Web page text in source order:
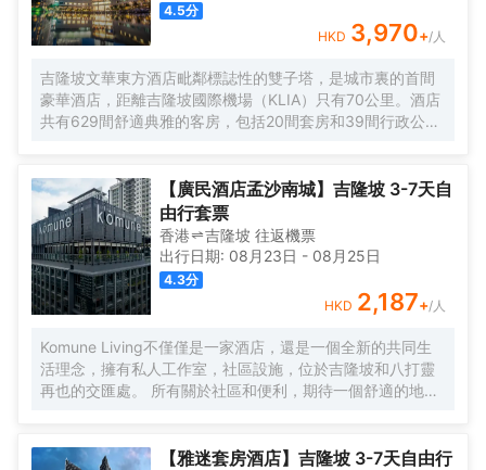
4.5分
HKD 3,970+/人
吉隆坡文華東方酒店毗鄰標誌性的雙子塔，是城市裏的首間
豪華酒店，距離吉隆坡國際機場（KLIA）只有70公里。酒店
共有629間舒適典雅的客房，包括20間套房和39間行政公
供146間客房和20間套房，客人可專享文華東方會行政貴賓
廊設施的優待。客人可以在房內免費上網。酒店內的餐飲和
酒吧令人更加難忘。客人可以在酒店的7間餐廳，酒吧和休息
室盡情享受或舉辦慶祝活動。酒店設有豐富的會議和宴會設
施，包括一個可容納1,800位賓客的無柱式大宴會廳，鑽石宴
會廳也可容納500位客人。酒店的16個功能室都配備了可用
於研討會，國際會議，展覽，婚禮等活動的視聽設備。文華
東方酒店活力俱樂部及水療中心為賓客提供一個寧靜的氛
圍，完善的健身設備和一流的温泉理療。客人可以在酒店游
泳池內暢遊，欣賞KLCC公園如畫般的風景。
【廣民酒店孟沙南城】吉隆坡 3-7天自
由行套票
香港 吉隆坡 往返機票
出行日期: 08月23日 - 08月25日
4.3分
HKD 2,187+/人
Komune Living不僅僅是一家酒店，還是一個全新的共同生
活理念，擁有私人工作室，社區設施，位於吉隆坡和八打靈
再也的交匯處。 所有關於社區和便利，期待一個舒適的地方
僅僅是逗留，找到一種生活，工作和娛樂的生活方式。
【雅迷套房酒店】吉隆坡 3-7天自由行